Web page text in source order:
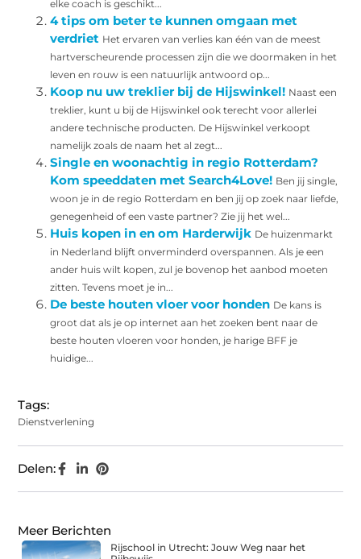
elke coach is geschikt...
4 tips om beter te kunnen omgaan met
verdriet Het ervaren van verlies kan één van de meest
hartverscheurende processen zijn die we doormaken in het
leven en rouw is een natuurlijk antwoord op...
Koop nu uw treklier bij de Hijswinkel! Naast een
treklier, kunt u bij de Hijswinkel ook terecht voor allerlei
andere technische producten. De Hijswinkel verkoopt
namelijk zoals de naam het al zegt...
Single en woonachtig in regio Rotterdam?
Kom speeddaten met Search4Love! Ben jij single,
woon je in de regio Rotterdam en ben jij op zoek naar liefde,
genegenheid of een vaste partner? Zie jij het wel...
Huis kopen in en om Harderwijk De huizenmarkt
in Nederland blijft onverminderd overspannen. Als je een
ander huis wilt kopen, zul je bovenop het aanbod moeten
zitten. Tevens moet je in...
De beste houten vloer voor honden De kans is
groot dat als je op internet aan het zoeken bent naar de
beste houten vloeren voor honden, je harige BFF je
huidige...
Tags:
Dienstverlening
Delen:
Meer Berichten
Rijschool in Utrecht: Jouw Weg naar het